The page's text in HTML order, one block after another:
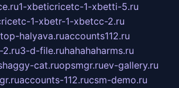
1-xbeticricetc-1-xbetti-5.ru
1-xbetr-1-xbetcc-2.ru
top-halyava.ruaccounts112.ru
3-d-file.ruhahahaharms.ru
cat.ruopsmgr.ruev-gallery.ru
accounts-112.rucsm-demo.ru